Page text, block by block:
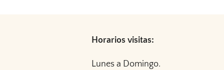
Horarios visitas:
Lunes a Domingo.